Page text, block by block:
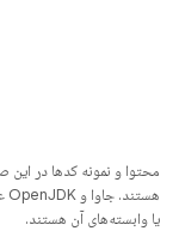
محتوا و نمونه کدها در
یا وابسته‌های آن هستند.